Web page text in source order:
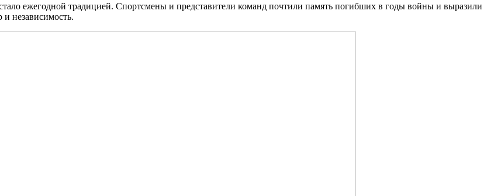
ежегодной традицией. Спортсмены и представители команд почтили память погибших в годы войны и выразили
и независимость.